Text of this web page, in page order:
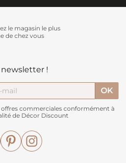
le magasin le plus
de chez vous
!
offres commerciales conformément à
de Décor Discount
YouTubePinterest